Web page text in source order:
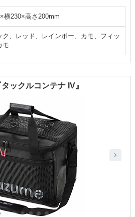
横230×高さ200mm
ク、レッド、レインボー、カモ、フィッ
モ
ックルコンテナ IV』